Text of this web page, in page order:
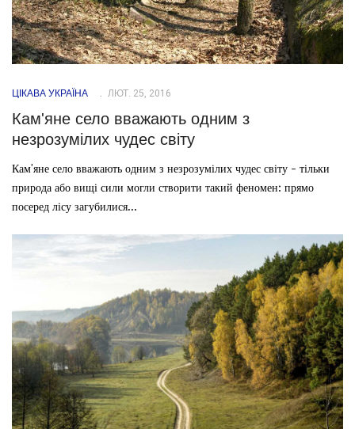
ЦІКАВА УКРАЇНА ЛЮТ. 25, 2016
Кам'яне село вважають одним з
незрозумілих чудес світу
Кам'яне село вважають одним з незрозумілих чудес світу - тільки
природа або вищі сили могли створити такий феномен: прямо
посеред лісу загубилися...